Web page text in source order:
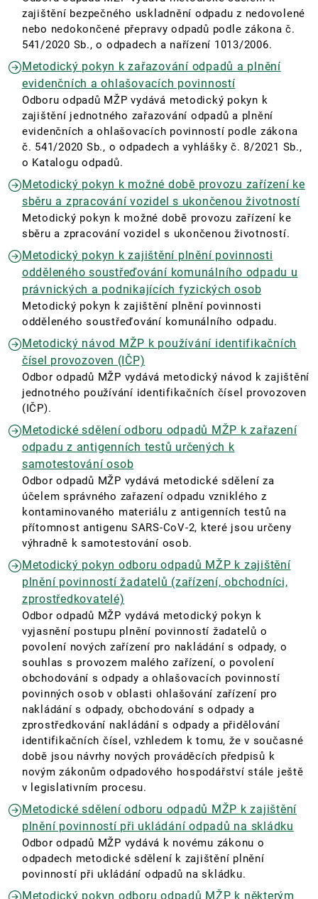
zajištění bezpečného uskladnění odpadu z nedovolené
nebo nedokončené přepravy odpadů podle zákona č.
541/2020 Sb., o odpadech a nařízení 1013/2006.
Metodický pokyn k zařazování odpadů a plnění
evidenčních a ohlašovacích povinností
Odboru odpadů MŽP vydává metodický pokyn k
zajištění jednotného zařazování odpadů a plnění
evidenčních a ohlašovacích povinností podle zákona
č. 541/2020 Sb., o odpadech a vyhlášky č. 8/2021 Sb.,
o Katalogu odpadů.
Metodický pokyn k možné době provozu zařízení ke
sběru a zpracování vozidel s ukončenou životností
Metodický pokyn k možné době provozu zařízení ke
sběru a zpracování vozidel s ukončenou životností.
Metodický pokyn k zajištění plnění povinnosti
odděleného soustřeďování komunálního odpadu u
právnických a podnikajících fyzických osob
Metodický pokyn k zajištění plnění povinnosti
odděleného soustřeďování komunálního odpadu.
Metodický návod MŽP k používání identifikačních
čísel provozoven (IČP)
Odbor odpadů MŽP vydává metodický návod k zajištění
jednotného používání identifikačních čísel provozoven
(IČP).
Metodické sdělení odboru odpadů MŽP k zařazení
odpadu z antigenních testů určených k
samotestování osob
Odbor odpadů MŽP vydává metodické sdělení za
účelem správného zařazení odpadu vzniklého z
kontaminovaného materiálu z antigenních testů na
přítomnost antigenu SARS-CoV-2, které jsou určeny
výhradně k samotestování osob.
Metodický pokyn odboru odpadů MŽP k zajištění
plnění povinností žadatelů (zařízení, obchodníci,
zprostředkovatelé)
Odbor odpadů MŽP vydává metodický pokyn k
vyjasnění postupu plnění povinností žadatelů o
povolení nových zařízení pro nakládání s odpady, o
souhlas s provozem malého zařízení, o povolení
obchodování s odpady a ohlašovacích povinností
povinných osob v oblasti ohlašování zařízení pro
nakládání s odpady, obchodování s odpady a
zprostředkování nakládání s odpady a přidělování
identifikačních čísel, vzhledem k tomu, že v současné
době jsou návrhy nových prováděcích předpisů k
novým zákonům odpadového hospodářství stále ještě
v legislativním procesu.
Metodické sdělení odboru odpadů MŽP k zajištění
plnění povinností při ukládání odpadů na skládku
Odbor odpadů MŽP vydává k novému zákonu o
odpadech metodické sdělení k zajištění plnění
povinností při ukládání odpadů na skládku.
Metodický pokyn odboru odpadů MŽP k některým